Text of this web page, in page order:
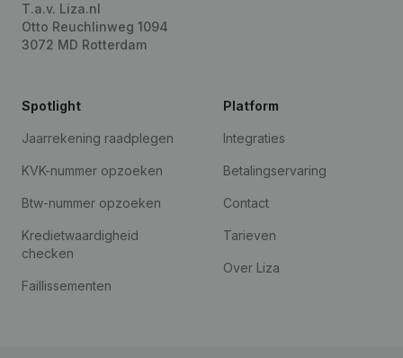
T.a.v. Liza.nl
Otto Reuchlinweg 1094
3072 MD Rotterdam
Spotlight
Jaarrekening raadplegen
KVK-nummer opzoeken
Btw-nummer opzoeken
Kredietwaardigheid
checken
Faillissementen
Platform
Integraties
Betalingservaring
Contact
Tarieven
Over Liza